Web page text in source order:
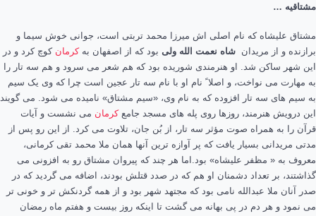
مشتاقیه …
مشتاق علیشاه که نام اصلی اش میرزا محمد تربتی است، جوانی خوش سیما و
برازنده و از مریدان شاه نعمت الله ولی بود که از اصفهان بهکرمان کوچ کرد و در
این شهر ساکن شد. او هنرمندی شوریده بود که هم شعر می سرود و هم سه تار را
به مهارت می نواخت، و اصلا ً نام او با نام سه تار عجین است چرا که وی یک سیم
به سیم های سه تار افزوده که به نام وی، «سیم مشتاق» نامیده می شود. می گویند
این درویش هنرمند، روزها روی پله های مسجد جامعکرمان می نشست و آیات
قرآن را به همراه صوت مؤثر سه تار، از بُن جان، تلاوت می کرد. از این رو پس از
مدتی مریدانی بسیار یافت که پر آوازه ترین آنها همان ملا محمد تقی کرمانی،
معروف به « مظفر علیشاه» بود.اما هر چند که پیروان مشتاق رو به افزونی می
گذاشتند، بر تعداد دشمنان او هم که در صدد قتلش بودند، اضافه می گردید که در
صدر آنان ملا عبدالله نامی بود که مجتهد شهر بود و از همه گردنکش تر و خونی تر
می نمود و هر دم در پی بهانه می گشت تا اینکه روز بیست و هفتم ماه رمضان